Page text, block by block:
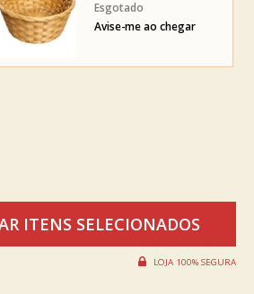
Avise-me ao chegar